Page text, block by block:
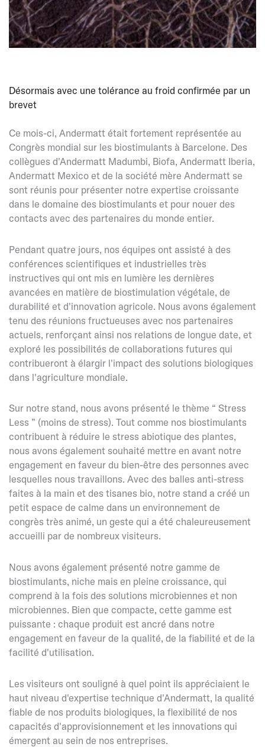
Désormais avec une tolérance au froid confirmée par un
brevet
Ce mois-ci, Andermatt était fortement représentée au
Congrès mondial sur les biostimulants à Barcelone. Des
collègues d'Andermatt Madumbi, Biofa, Andermatt Iberia,
Andermatt Mexico et de la société mère Andermatt se
sont réunis pour présenter notre expertise croissante
dans le domaine des biostimulants et pour nouer des
contacts avec des partenaires du monde entier.
Pendant quatre jours, nos équipes ont assisté à des
conférences scientifiques et industrielles très
instructives qui ont mis en lumière les dernières
avancées en matière de biostimulation végétale, de
durabilité et d'innovation agricole. Nous avons également
tenu des réunions fructueuses avec nos partenaires
actuels, renforçant ainsi nos relations de longue date, et
exploré les possibilités de collaborations futures qui
contribueront à élargir l'impact des solutions biologiques
dans l'agriculture mondiale.
Sur notre stand, nous avons présenté le thème “ Stress
Less ” (moins de stress). Tout comme nos biostimulants
contribuent à réduire le stress abiotique des plantes,
nous avons également souhaité mettre en avant notre
engagement en faveur du bien-être des personnes avec
lesquelles nous travaillons. Avec des balles anti-stress
faites à la main et des tisanes bio, notre stand a créé un
petit espace de calme dans un environnement de
congrès très animé, un geste qui a été chaleureusement
accueilli par de nombreux visiteurs.
Nous avons également présenté notre gamme de
biostimulants, niche mais en pleine croissance, qui
comprend à la fois des solutions microbiennes et non
microbiennes. Bien que compacte, cette gamme est
puissante : chaque produit est ancré dans notre
engagement en faveur de la qualité, de la fiabilité et de la
facilité d'utilisation.
Les visiteurs ont souligné à quel point ils appréciaient le
haut niveau d'expertise technique d'Andermatt, la qualité
fiable de nos produits biologiques, la flexibilité de nos
capacités d'approvisionnement et les innovations qui
émergent au sein de nos entreprises.